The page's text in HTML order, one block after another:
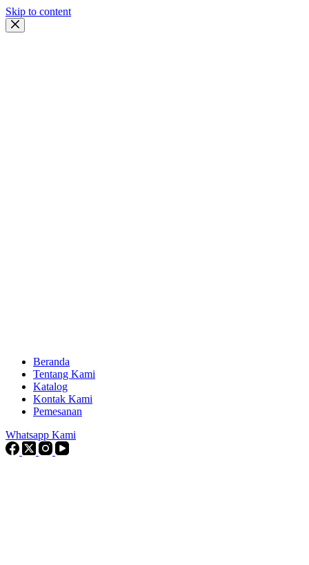
Skip to content
Beranda
Tentang Kami
Katalog
Kontak Kami
Pemesanan
Whatsapp Kami